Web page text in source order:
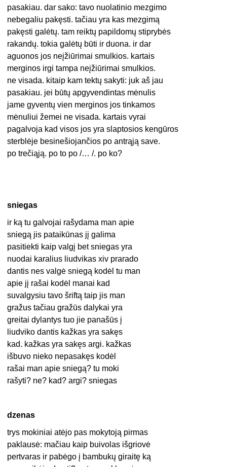
pasakiau. dar sako: tavo nuolatinio mezgimo
nebegaliu pakęsti. tačiau yra kas mezgimą
pakęsti galėtų. tam reiktų papildomų stiprybės
rakandų. tokia galėtų būti ir duona. ir dar
aguonos jos neįžiūrimai smulkios. kartais
merginos irgi tampa neįžiūrimai smulkios.
ne visada. kitaip kam tektų sakyti: juk aš jau
pasakiau. jei būtų apgyvendintas mėnulis
jame gyventų vien merginos jos tinkamos
mėnuliui žemei ne visada. kartais vyrai
pagalvoja kad visos jos yra slaptosios kengūros
sterblėje besinešiojančios po antrąją save.
po trečiąją. po to po /… /. po ko?
sniegas
ir ką tu galvojai rašydama man apie
sniegą jis pataikūnas jį galima
pasitiekti kaip valgį bet sniegas yra
nuodai karalius liudvikas xiv prarado
dantis nes valgė sniegą kodėl tu man
apie jį rašai kodėl manai kad
suvalgysiu tavo šriftą taip jis man
gražus tačiau gražūs dalykai yra
greitai dylantys tuo jie panašūs į
liudviko dantis kažkas yra sakęs
kad. kažkas yra sakęs argi. kažkas
išbuvo nieko nepasakęs kodėl
rašai man apie sniegą? tu moki
rašyti? ne? kad? argi? sniegas
dzenas
trys mokiniai atėjo pas mokytoją pirmas
paklausė: mačiau kaip buivolas išgriovė
pertvaras ir pabėgo į bambukų giraitę ką